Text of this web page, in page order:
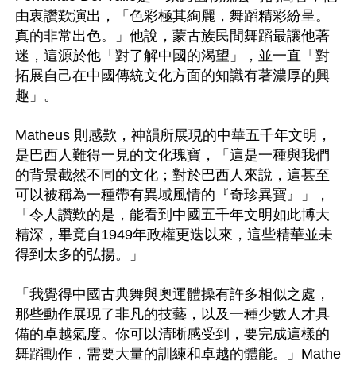
由衷讚歎演出，「色彩極其絢麗，舞蹈精彩紛呈。
真的非常出色。」他說，蒙古族民間舞蹈最讓他著
迷，這源於他「對了解中國的渴望」，並一直「對
拓展自己在中國傳統文化方面的知識有著濃厚的興
趣」。
Matheus 則感歎，神韻所展現的中華五千年文明，
是巴西人難得一見的文化瑰寶，「這是一種與我們
的背景截然不同的文化；對於巴西人來說，這甚至
可以被稱為一種帶有異域風情的『奇珍異寶』」，
「令人讚歎的是，能看到中國五千年文明如此博大
精深，畢竟自1949年政權更迭以來，這些精華並未
得到太多的弘揚。」
「我覺得中國古典舞與奧運體操有許多相似之處，
那些動作展現了非凡的技藝，以及一種少數人才具
備的卓越氣度。你可以清晰感受到，要完成這樣的
舞蹈動作，需要大量的訓練和卓越的體能。」Mathe